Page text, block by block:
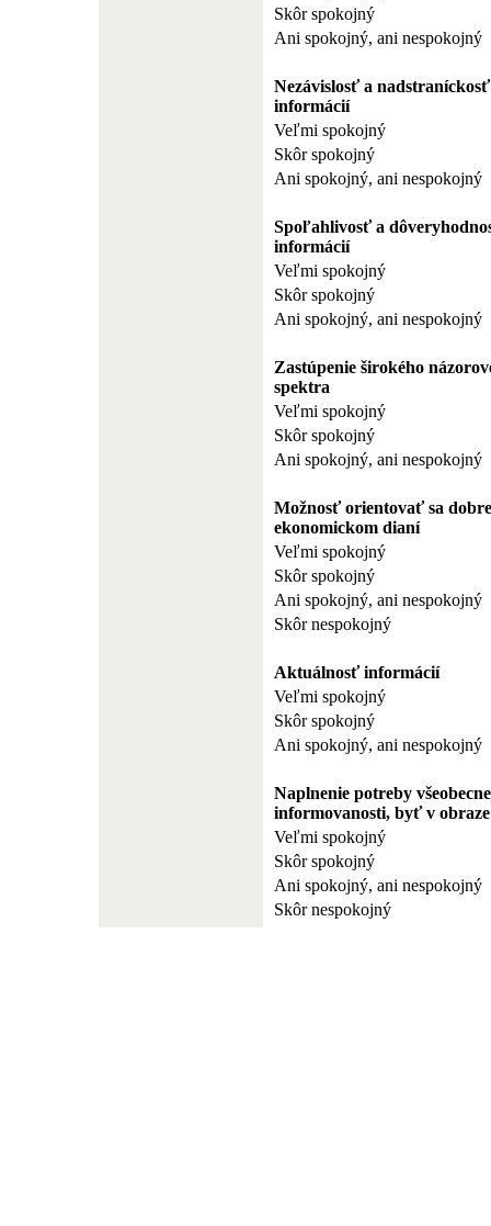
Skôr spokojný
Ani spokojný, ani nespokojný
Nezávislosť a nadstraníckosť
informácií
Veľmi spokojný
Skôr spokojný
Ani spokojný, ani nespokojný
Spoľahlivosť a
informácií
Veľmi spokojný
Skôr spokojný
Ani spokojný, ani nespokojný
Zastúpenie širokého
spektra
Veľmi spokojný
Skôr spokojný
Ani spokojný, ani nespokojný
Možnosť orientovať sa
ekonomickom dianí
Veľmi spokojný
Skôr spokojný
Ani spokojný, ani nespokojný
Skôr nespokojný
Aktuálnosť informácií
Veľmi spokojný
Skôr spokojný
Ani spokojný, ani nespokojný
Naplnenie potreby
informovanosti, byť v obraze
Veľmi spokojný
Skôr spokojný
Ani spokojný, ani nespokojný
Skôr nespokojný